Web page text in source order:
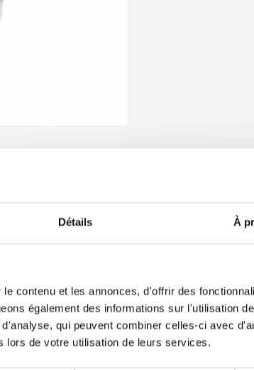
Détails À
contenu et les annonces, d'offrir des
également des informations sur l'utilisation
qui peuvent combiner celles-ci avec
lors de votre utilisation de leurs services.
Données techniques